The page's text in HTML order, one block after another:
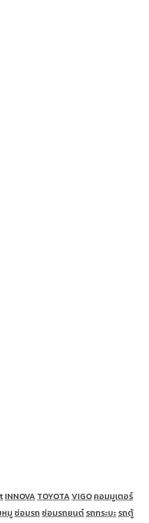
INNOVATOYOTAVIGOคอมมูเตอร์
หมูซ่อมรถซ่อมรถยนต์รถกระบะรถตู้